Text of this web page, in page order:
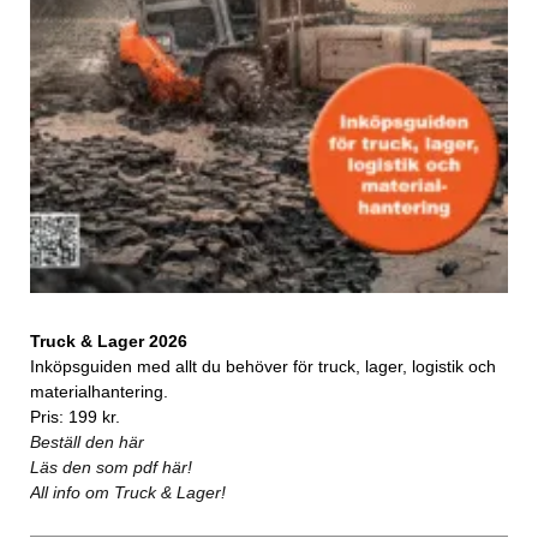
Truck & Lager 2026
Inköpsguiden med allt du behöver för truck, lager, logistik och
materialhantering.
Pris: 199 kr.
Beställ den här
Läs den som pdf här!
All info om Truck & Lager!